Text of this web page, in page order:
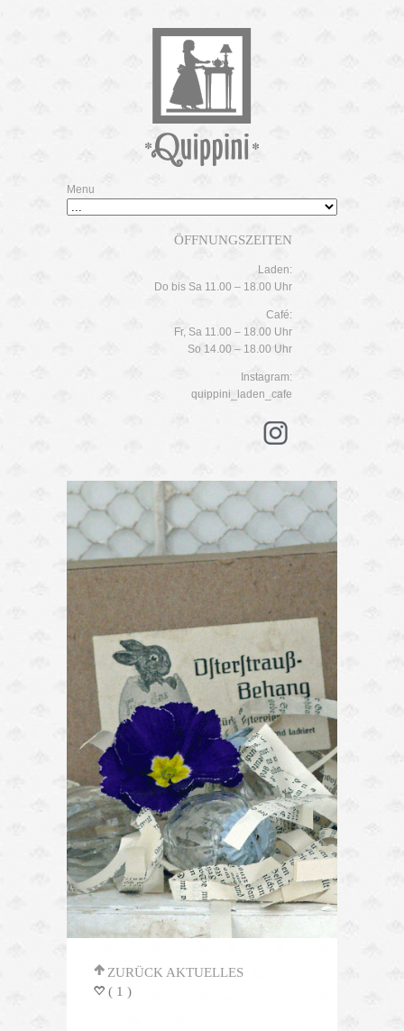
Menu
ÖFFNUNGSZEITEN
Laden:
Do bis Sa 11.00 – 18.00 Uhr
Café:
Fr, Sa 11.00 – 18.00 Uhr
So 14.00 – 18.00 Uhr
Instagram:
quippini_laden_cafe
' ZURÜCK AKTUELLES
= ( 1 )